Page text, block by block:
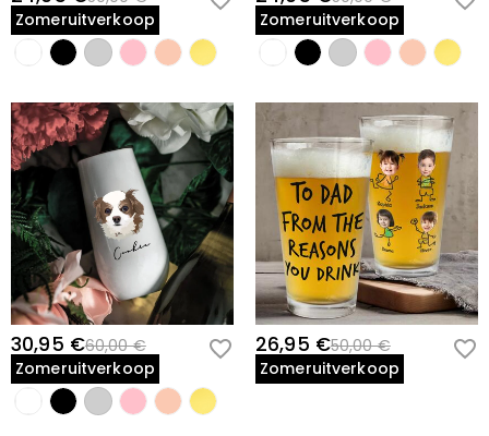
Zomeruitverkoop
Zomeruitverkoop
30,95 €60,00 €
Zomeruitverkoop
26,95 €50,00 €
Zomeruitverkoop